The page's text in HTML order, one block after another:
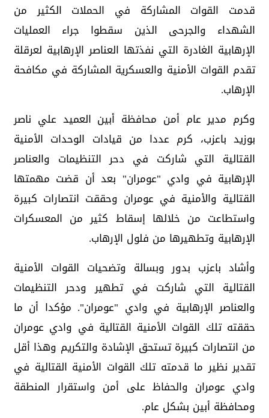
قدمت القوات المشاركة في الحملات الكثير من
الشهداء والجرحى الذين سقطوا جراء العمليات
الإرهابية الغادرة التي نفذتها العناصر الإرهابية لعرقلة
تقدم القوات الأمنية والعسكرية المشاركة في مكافحة
الإرهاب.
وكرم مدير عام أمن محافظة أبين العميد علي ناصر
بوزيد باعزب، كرم عددا من قيادات الوحدات الأمنية
القتالية التي شاركت في دحر التنظيمات والعناصر
الإرهابية في وادي "عومران" بعد أن قضت مهمتها
القتالية والأمنية في عومران وحققت انتصارات كبيرة
واستطاعت من خلالها إسقاط كثير من المعسكرات
الإرهابية وتطهيرها من فلول الإرهاب.
وأشاد باعزب بدور وبسالة وتضحيات القوات الأمنية
القتالية التي شاركت في تطهير ودحر التنظيمات
والعناصر الإرهابية في وادي "عومران". مؤكدا أن ما
حققته تلك القوات الأمنية القتالية في وادي عومران
من انتصارات كبيرة تستحق الإشادة والتكريم وهذا أقل
تقدير نظير ما قدمته تلك القوات الأمنية القتالية في
وادي عومران والحفاظ على أمن واستقرار المنطقة
ومحافظة أبين بشكل عام.